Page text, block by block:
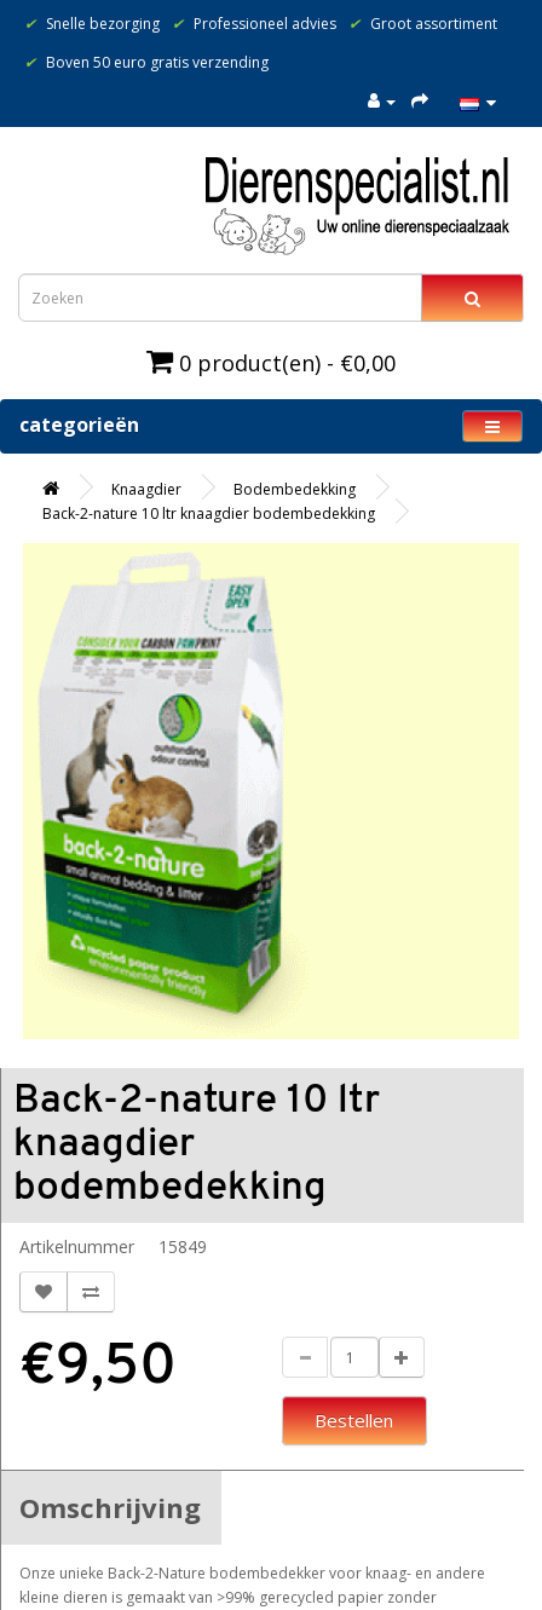
✔ Snelle bezorging ✔ Professioneel advies ✔ Groot assortiment
✔ Boven 50 euro gratis verzending
0 product(en) - €0,00
categorieën
Knaagdier
Bodembedekking
Back-2-nature 10 ltr knaagdier bodembedekking
Back-2-nature 10 ltr
knaagdier
bodembedekking
Artikelnummer 15849
€9,50
Bestellen
Omschrijving
Onze unieke Back-2-Nature bodembedekker voor knaag- en andere
kleine dieren is gemaakt van >99% gerecycled papier zonder